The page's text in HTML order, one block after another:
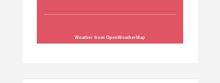
Weather from OpenWeatherMap